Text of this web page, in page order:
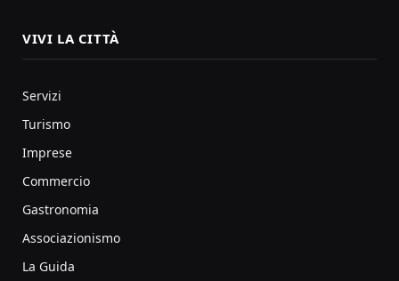
VIVI LA CITTÀ
Servizi
Turismo
Imprese
Commercio
Gastronomia
Associazionismo
La Guida